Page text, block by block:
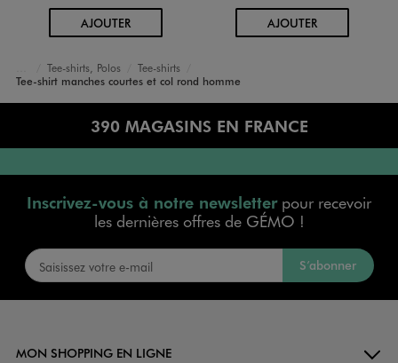
AJOUTERAU PANIER AJOUTERAU PANIER
Accueil
Homme
Vêtements
Tee-shirts, Polos
Tee-shirts
Tee-shirt manches courtes et col rond homme
390 MAGASINS EN FRANCE
Inscrivez-vous à notre newsletterpour recevoir
les dernières offres de GÉMO !
S’abonner
MON SHOPPING EN LIGNE